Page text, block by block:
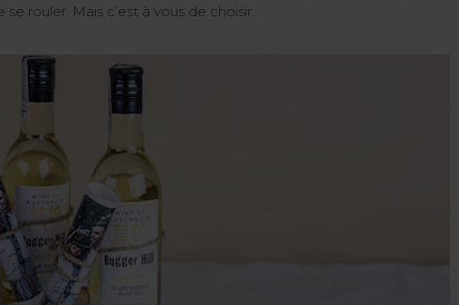
rouler. Mais c’est à vous de choisir.